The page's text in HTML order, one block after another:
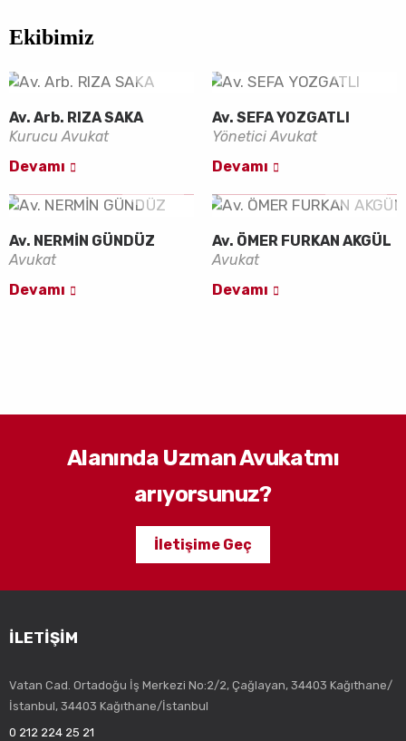
Ekibimiz
Av. Arb. RIZA SAKA
Kurucu Avukat
Devamı
Av. SEFA YOZGATLI
Yönetici Avukat
Devamı
Av. NERMİN GÜNDÜZ
Avukat
Devamı
Av. ÖMER FURKAN AKGÜL
Avukat
Devamı
Alanında Uzman Avukatmı
arıyorsunuz?
İletişime Geç
İLETIŞIM
Vatan Cad. Ortadoğu İş Merkezi No:2/2, Çağlayan, 34403 Kağıthane/
İstanbul, 34403 Kağıthane/İstanbul
0 212 224 25 21